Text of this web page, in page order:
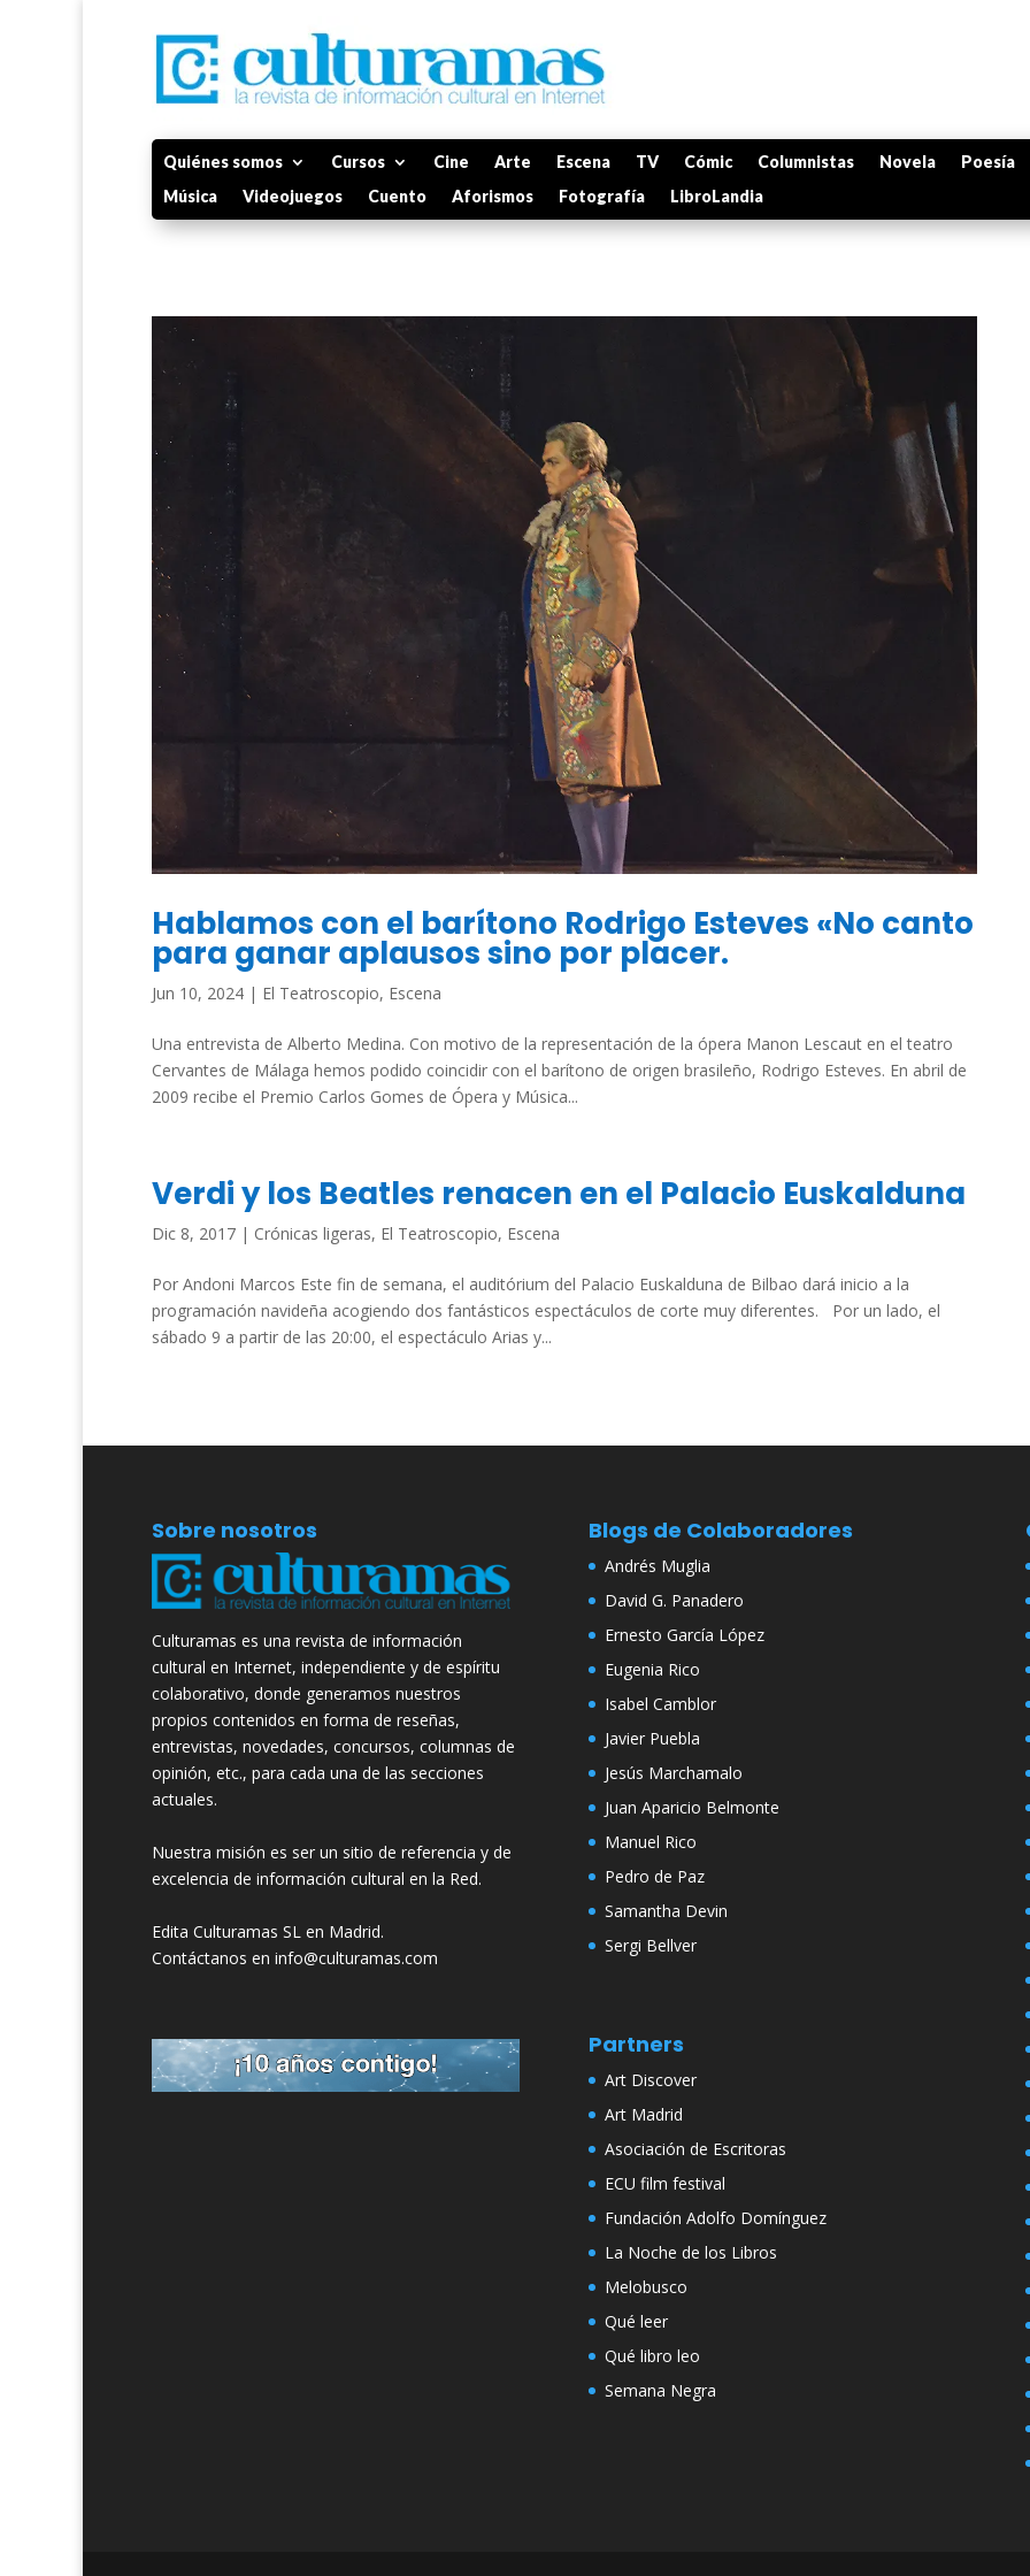
Quiénes somos Cursos Cine Arte Escena TV Cómic Columnistas Novela Poesía
Música
Videojuegos Cuento Aforismos Fotografía LibroLandia
Hablamos con el barítono Rodrigo Esteves «No canto
para ganar aplausos sino por placer.
Jun 10, 2024 | El Teatroscopio, Escena
Una entrevista de Alberto Medina. Con motivo de la representación de la ópera Manon Lescaut en el teatro
Cervantes de Málaga hemos podido coincidir con el barítono de origen brasileño, Rodrigo Esteves. En abril de
2009 recibe el Premio Carlos Gomes de Ópera y Música...
Verdi y los Beatles renacen en el Palacio Euskalduna
Dic 8, 2017 | Crónicas ligeras, El Teatroscopio, Escena
Por Andoni Marcos Este fin de semana, el auditórium del Palacio Euskalduna de Bilbao dará inicio a la
programación navideña acogiendo dos fantásticos espectáculos de corte muy diferentes. Por un lado, el
sábado 9 a partir de las 20:00, el espectáculo Arias y...
Sobre nosotros
Culturamas es una revista de información
cultural en Internet, independiente y de espíritu
colaborativo, donde generamos nuestros
propios contenidos en forma de reseñas,
entrevistas, novedades, concursos, columnas de
opinión, etc., para cada una de las secciones
actuales.
Nuestra misión es ser un sitio de referencia y de
excelencia de información cultural en la Red.
Edita Culturamas SL en Madrid.
Contáctanos en info@culturamas.com
Blogs de Colaboradores
Andrés Muglia
David G. Panadero
Ernesto García López
Eugenia Rico
Isabel Camblor
Javier Puebla
Jesús Marchamalo
Juan Aparicio Belmonte
Manuel Rico
Pedro de Paz
Samantha Devin
Sergi Bellver
Partners
Art Discover
Art Madrid
Asociación de Escritoras
ECU film festival
Fundación Adolfo Domínguez
La Noche de los Libros
Melobusco
Qué leer
Qué libro leo
Semana Negra